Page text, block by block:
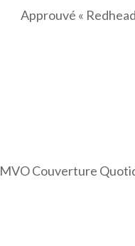
Approuvé «
MVO Couverture